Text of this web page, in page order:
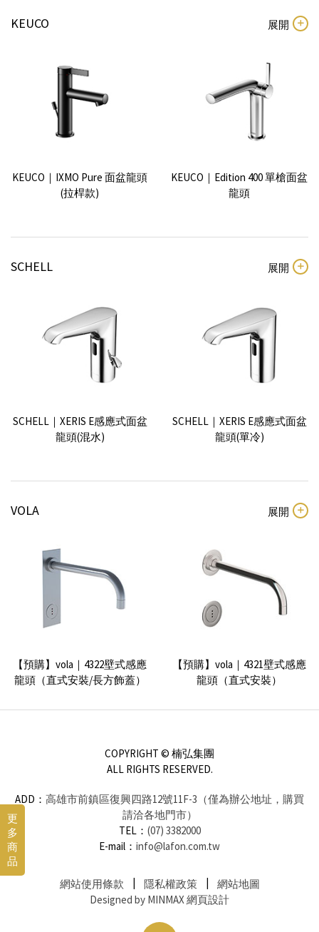
更
多
商
品
Dornbracht x Glass Design｜
把）
Dornbracht｜Tara Logic 單槍
面盆龍頭
Dornbracht｜Edition 2000 三
孔面盆龍頭
孔面盆龍頭(十字轉把)
【預購】Dornbracht｜Tara 三
孔面盆龍頭(一字轉把)
【預購】Dornbracht｜Tara 單
槍面盆龍頭
【預購】Dornbracht｜ Lissé
單槍面盆龍頭
【預購】Dornbracht｜ CYO 雙
Dornbracht｜ CYO 三孔面盆龍
GROHE｜Essence 單槍面盆龍
GROHE｜Eurosmart Cosmo 單
GROHE｜Eurostyle Cosmo單
GROHE｜Allure Brilliant 三孔
GROHE｜Allure 三孔面盆龍頭
GROHE｜Eurostyle 單槍面盆
GROHE｜Essence 單槍面盆龍
GROHE｜Eurostyle Cosmo 單
GROHE｜Essence 雙孔埋壁式
面盆龍頭(M)
GROHE｜Eurostyle Cosmo 雙
孔埋壁式面盆龍頭(S)
Villeroy & Boch｜SKYLA 單槍
面盆龍頭(不含落水器)
Conum 面盆龍頭 (210mm)
Conum 面盆龍頭 (169mm)
盆龍頭
ANTAO 單槍面盆龍頭(173mm)
ANTAO 三孔面盆龍頭
【預購】Villeroy & Boch｜
【預購】Villeroy & Boch｜
Conum 檯面龍頭 (278mm)
Villeroy & Boch｜Dawn加高單
KEUCO
KEUCO｜IXMO Pure 面盆龍頭
(拉桿款)
KEUCO｜Edition 400 單槍面盆
龍頭
KEUCO｜Edition 400 加高面盆
KEUCO｜Edition 11 埋壁面盆
KEUCO｜IXMO Pure 壁式面盆
SCHELL
SCHELL｜XERIS E感應式面盆
龍頭(混水)
SCHELL｜XERIS E感應式面盆
龍頭(單冷)
VOLA
【預購】vola｜4322壁式感應
龍頭（直式安裝/長方飾蓋）
【預購】vola｜4321壁式感應
龍頭（直式安裝）
【預購】vola｜4821壁式感應
COPYRIGHT © 楠弘集團
ALL RIGHTS RESERVED.
ADD： 高雄市前鎮區復興四路12號11F-3（僅為辦公地址，購買
請洽各地門市）
TEL： (07) 3382000
E-mail： info@lafon.com.tw
網站使用條款 隱私權政策
網站地圖
Designed by MINMAX 網頁設計